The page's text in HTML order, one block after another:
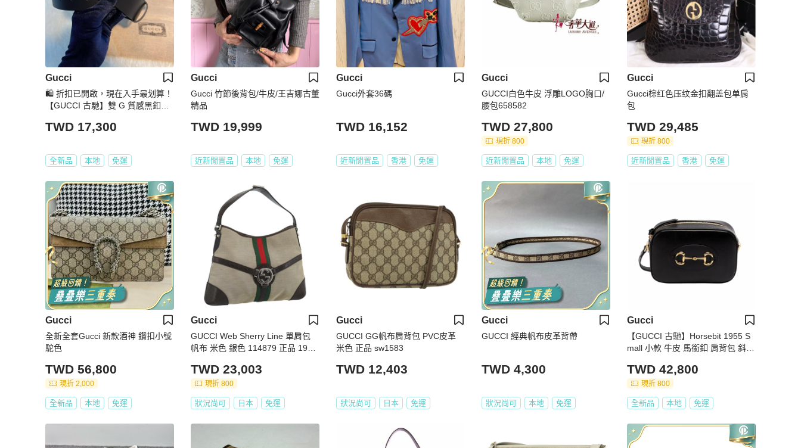
Gucci
🛍️ 折扣已開啟，現在入手最划算！
【GUCCI 古馳】雙 G 質感黑釦皮
TWD 17,300
全新品 本地 免運
Gucci
Gucci 竹節後背包/牛皮/王吉娜古董
精品
TWD 19,999
近新閒置品 本地 免運
Gucci
Gucci外套36碼
TWD 16,152
近新閒置品 香港 免運
Gucci
GUCCI白色牛皮 浮雕LOGO胸口/
腰包658582
TWD 27,800
現折 800
近新閒置品 本地 免運
Gucci
Gucci棕红色压纹金扣翻盖包单肩
包
TWD 29,485
現折 800
近新閒置品 香港 免運
Gucci
全新全套Gucci 新款酒神 鑽扣小號
駝色
TWD 56,800
現折 2,000
全新品 本地 免運
Gucci
GUCCI Web Sherry Line 單肩包
帆布 米色 銀色 114879 正品 1947
TWD 23,003
現折 800
狀況尚可 日本 免運
Gucci
GUCCI GG帆布肩背包 PVC皮革
米色 正品 sw1583
TWD 12,403
狀況尚可 日本 免運
Gucci
GUCCI 經典帆布皮革背帶
TWD 4,300
狀況尚可 本地 免運
Gucci
【GUCCI 古馳】Horsebit 1955 S
mall 小款 牛皮 馬銜釦 肩背包 斜背
TWD 42,800
現折 800
全新品 本地 免運